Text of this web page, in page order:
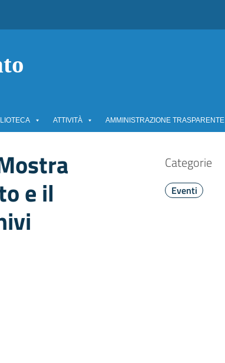
ATTIVITÀ AMMINISTRAZIONE TRASPARENTE
e il
Categorie
Eventi